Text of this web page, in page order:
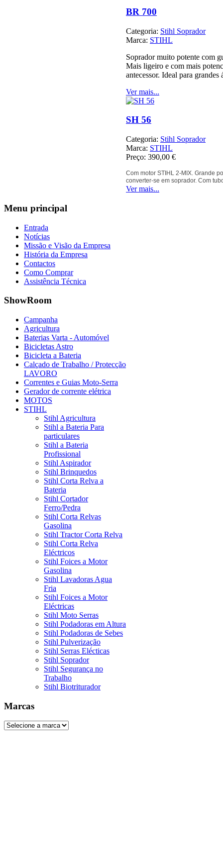
BR 700
Categoria: Stihl Soprador
Marca: STIHL
Soprador muito potente com
Mais ligeiro e com mais
antecessor. Ideal para grandes
Ver mais...
SH 56
Categoria: Stihl Soprador
Marca: STIHL
Preço: 390,00 €
Com motor STIHL 2-MIX. Grande
converter-se em soprador. Com
Ver mais...
Menu principal
Entrada
Notícias
Missão e Visão da Empresa
História da Empresa
Contactos
Como Comprar
Assistência Técnica
ShowRoom
Campanha
Agricultura
Baterias Varta - Automóvel
Bicicletas Astro
Bicicleta a Bateria
Calçado de Trabalho / Protecção
LAVORO
Correntes e Guias Moto-Serra
Gerador de corrente elétrica
MOTOS
STIHL
Stihl Agricultura
Stihl a Bateria Para
particulares
Stihl a Bateria
Profissional
Stihl Aspirador
Stihl Brinquedos
Stihl Corta Relva a
Bateria
Stihl Cortador
Ferro/Pedra
Stihl Corta Relvas
Gasolina
Stihl Tractor Corta Relva
Stihl Corta Relva
Eléctricos
Stihl Foices a Motor
Gasolina
Stihl Lavadoras Agua
Fria
Stihl Foices a Motor
Eléctricas
Stihl Moto Serras
Stihl Podadoras em Altura
Stihl Podadoras de Sebes
Stihl Pulverização
Stihl Serras Elécticas
Stihl Soprador
Stihl Segurança no
Trabalho
Stihl Biotriturador
Marcas